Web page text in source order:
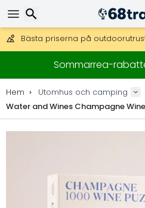
Få fri frakt på beställningar över
DHL Express över natten är också
30 dagar för retur, 90 dagar
Bästa priserna på
Sommarrea-
Hem Utomhus och camping
Water and Wines Champagne
Sök